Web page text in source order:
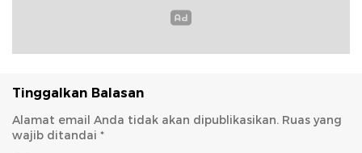
Tinggalkan Balasan
Alamat email Anda tidak akan dipublikasikan. Ruas yang
wajib ditandai *